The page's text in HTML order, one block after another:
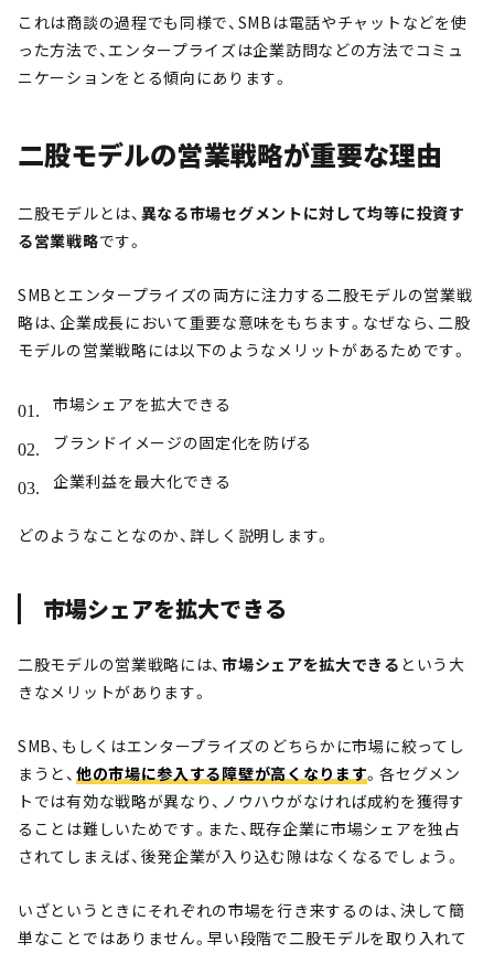
これは商談の過程でも同様で、SMBは電話やチャットなどを使
った方法で、エンタープライズは企業訪問などの方法でコミュ
ニケーションをとる傾向にあります。
二股モデルの営業戦略が重要な理由
二股モデルとは、 異なる市場セグメントに対して均等に投資す
る営業戦略です。
SMBとエンタープライズの両方に注力する二股モデルの営業戦
略は、企業成長において重要な意味をもちます。なぜなら、二股
モデルの営業戦略には以下のようなメリットがあるためです。
市場シェアを拡大できる
ブランドイメージの固定化を防げる
企業利益を最大化できる
どのようなことなのか、詳しく説明します。
市場シェアを拡大できる
二股モデルの営業戦略には、市場シェアを拡大できる という大
きなメリットがあります。
SMB、もしくはエンタープライズのどちらかに市場に絞ってし
まうと、 他の市場に参入する障壁が高くなります。各セグメン
トでは有効な戦略が異なり、ノウハウがなければ成約を獲得す
ることは難しいためです。また、既存企業に市場シェアを独占
されてしまえば、後発企業が入り込む隙はなくなるでしょう。
いざというときにそれぞれの市場を行き来するのは、決して簡
単なことではありません。早い段階で二股モデルを取り入れて